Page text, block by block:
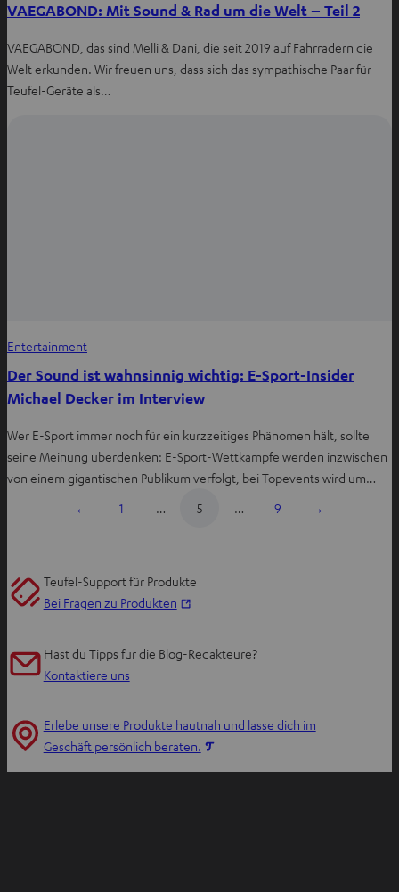
VAEGABOND: Mit Sound & Rad um die Welt – Teil 2
VAEGABOND, das sind Melli & Dani, die seit 2019 auf Fahrrädern die
Welt erkunden. Wir freuen uns, dass sich das sympathische Paar für
Teufel-Geräte als…
Entertainment
Der Sound ist wahnsinnig wichtig: E-Sport-Insider
Michael Decker im Interview
Wer E-Sport immer noch für ein kurzzeitiges Phänomen hält, sollte
seine Meinung überdenken: E-Sport-Wettkämpfe werden inzwischen
von einem gigantischen Publikum verfolgt, bei Topevents wird um…
←
1 … 5 … 9 →
Teufel-Support für Produkte
Bei Fragen zu Produkten
n
T
a
Hast du Tipps für die Blog-Redakteure?
Kontaktiere uns
Erlebe unsere Produkte hautnah und lasse dich im
Geschäft persönlich beraten.